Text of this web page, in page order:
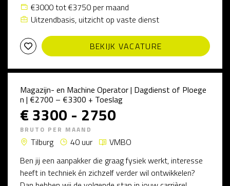
€3000 tot €3750 per maand
Uitzendbasis, uitzicht op vaste dienst
BEKIJK VACATURE
Magazijn- en Machine Operator | Dagdienst of Ploege
n | €2700 – €3300 + Toeslag
€ 3300 - 2750
BRUTO PER MAAND
Tilburg 40 uur
VMBO
Ben jij een aanpakker die graag fysiek werkt, interesse
heeft in techniek én zichzelf verder wil ontwikkelen?